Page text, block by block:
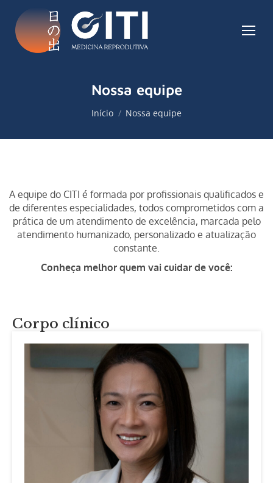
Nossa equipe
Você está aqui:
Início Nossa equipe
A equipe do CITI é formada por profissionais qualificados e
de diferentes especialidades, todos comprometidos com a
prática de um atendimento de excelência, marcada pelo
atendimento humanizado, personalizado e atualização
constante.
Conheça melhor quem vai cuidar de você:
Corpo clínico